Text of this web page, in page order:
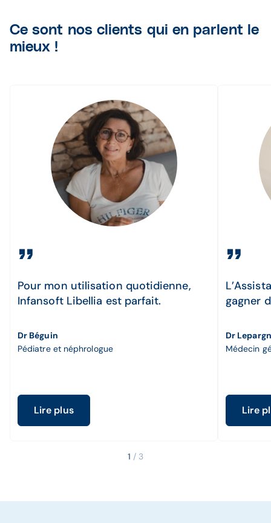
Ce sont nos clients qui en parlent le
mieux !
Pour mon utilisation quotidienne,
Infansoft Libellia est parfait.
Dr Béguin
Pédiatre et néphrologue
Lire plus
gagner
Dr
Médecin
Lire
1 / 3